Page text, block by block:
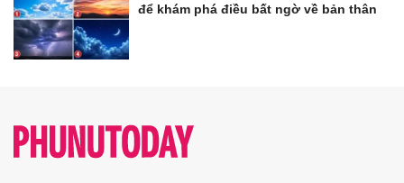
để khám phá điều bất ngờ về bản thân